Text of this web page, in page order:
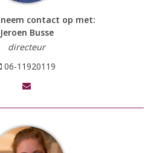
contact op met:
Jeroen Busse
directeur
06-11920119